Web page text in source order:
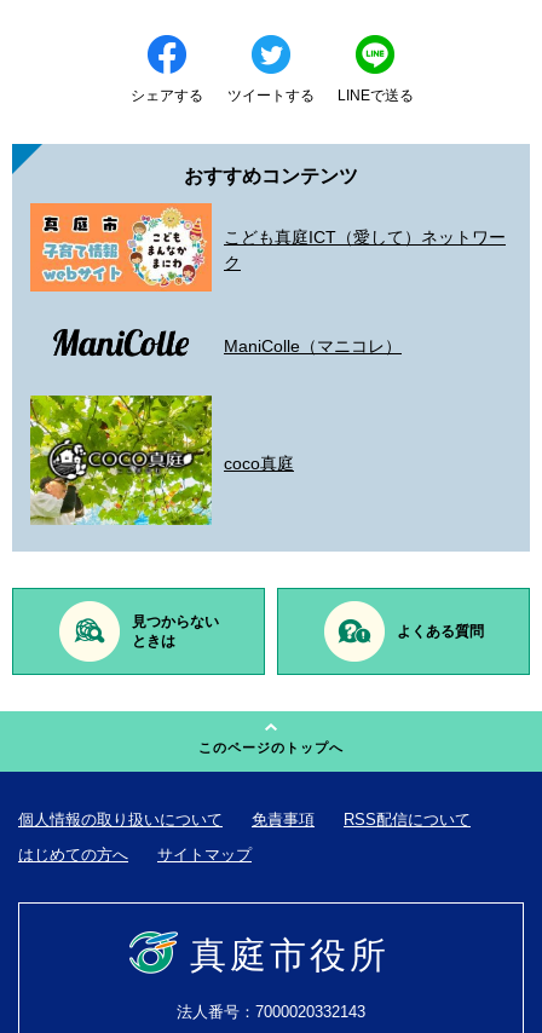
シェアする ツイートする LINEで送る
おすすめコンテンツ
こども真庭ICT（愛して）ネットワー
ク
ManiColle（マニコレ）
coco真庭
見つからない
ときは
よくある質問
このページのトップへ
個人情報の取り扱いについて 免責事項
RSS配信について
はじめての方へ
サイトマップ
真庭市役所
法人番号：7000020332143